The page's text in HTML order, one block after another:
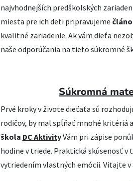
najvhodnejších predškolských
miesta pre ich deti pripravujeme
kvalitné zariadenie. Ak vám dieťa
naše odporúčania na tieto súkromné
Súkromná
Prvé kroky v živote dieťaťa sú
rodičov, by mal spĺňať mnohé kritériá
škola DC AktivityVám pri zápise
hodine v triede. Praktická skúsenosť v
vytriedením vlastných emócii. Vitajte v